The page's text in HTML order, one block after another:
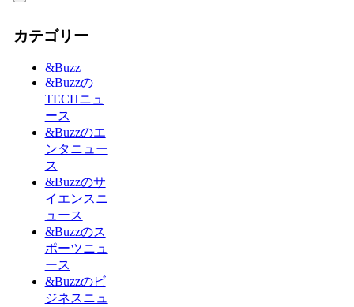
カテゴリー
&Buzz
&Buzzの
TECHニュ
ース
&Buzzのエ
ンタニュー
ス
&Buzzのサ
イエンスニ
ュース
&Buzzのス
ポーツニュ
ース
&Buzzのビ
ジネスニュ